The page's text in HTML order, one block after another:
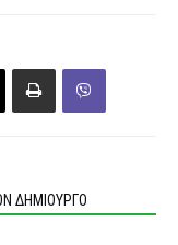
ΔΗΜΙΟΥΡΓΟ